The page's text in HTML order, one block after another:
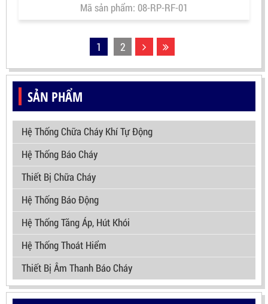
SẢN PHẨM
Hệ Thống Chữa Cháy Khí Tự Động
Hệ Thống Báo Cháy
Thiết Bị Chữa Cháy
Hệ Thống Báo Động
Hệ Thống Tăng Áp, Hút Khói
Hệ Thống Thoát Hiểm
Thiết Bị Âm Thanh Báo Cháy
Mã sản phẩm: 08-RP-RF-01
1 2